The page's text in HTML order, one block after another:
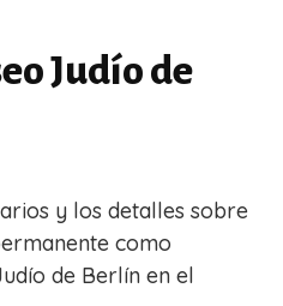
Judío de
y los detalles sobre
como
de Berlín en el